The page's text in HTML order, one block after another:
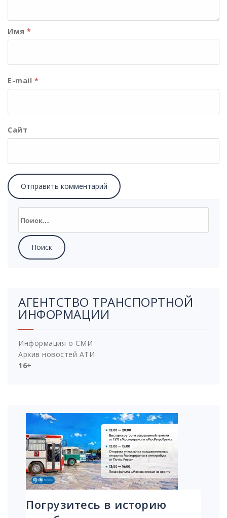
Имя *
E-mail *
Сайт
АГЕНТСТВО ТРАНСПОРТНОЙ
ИНФОРМАЦИИ
Информация о СМИ
Архив новостей АТИ
16+
Погрузитесь в историю